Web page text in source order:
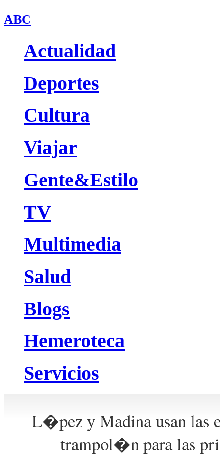
ABC
Actualidad
Deportes
Cultura
Viajar
Gente&Estilo
TV
Multimedia
Salud
Blogs
Hemeroteca
Servicios
L�pez y Madina usan las
trampol�n para las